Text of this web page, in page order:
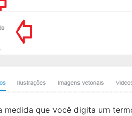
que você digita um